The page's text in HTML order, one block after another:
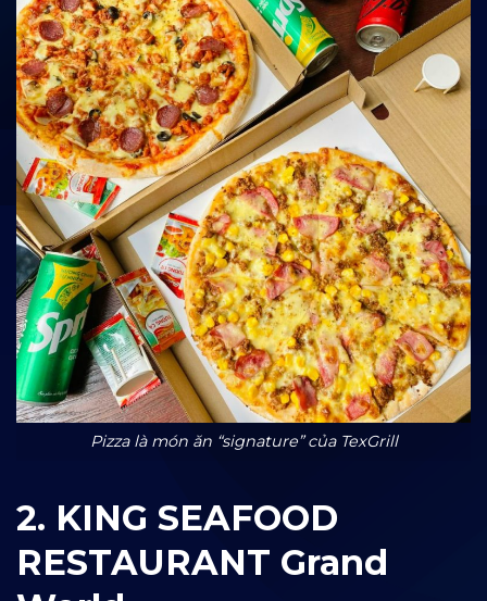
Pizza là món ăn “signature” của TexGrill
2. KING SEAFOOD
RESTAURANT Grand